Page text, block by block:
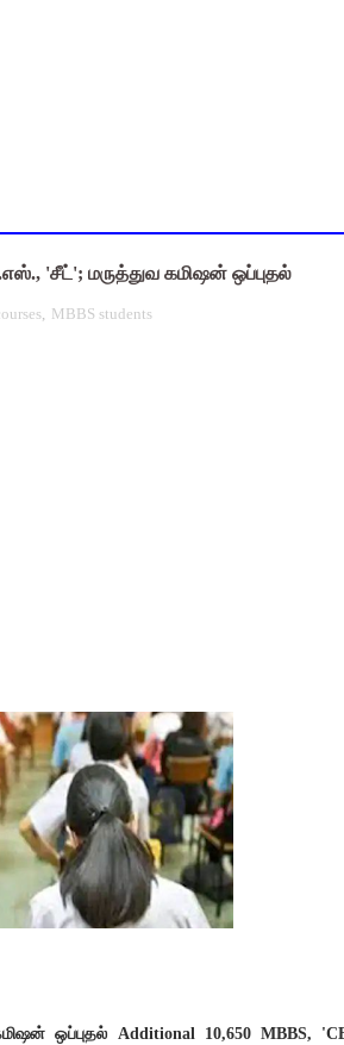
OD அனுமதி - கரூர் CEO
2026: பள்ளிக்கல்வித்துறை மீதான மானிய
மாணவர்களுக்கு இலவச லேப்டாப்,
அவசர எச்சரிக்கை!
'சீட்'; மருத்துவ கமிஷன் ஒப்புதல்
, MBBS students
ஒப்புதல் Additional 10,650 MBBS,